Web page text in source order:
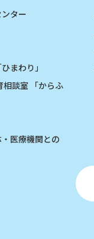
ター
まわり」
相談室 「からふ
医療機関との